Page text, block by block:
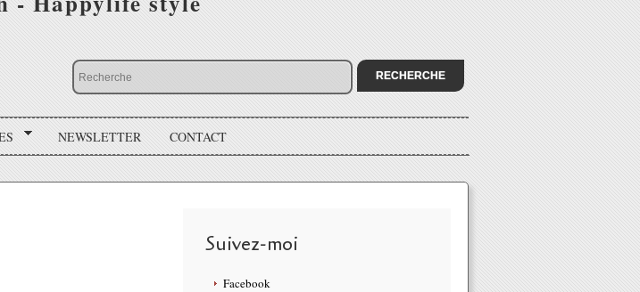
NEWSLETTER CONTACT
Suivez-moi
Facebook